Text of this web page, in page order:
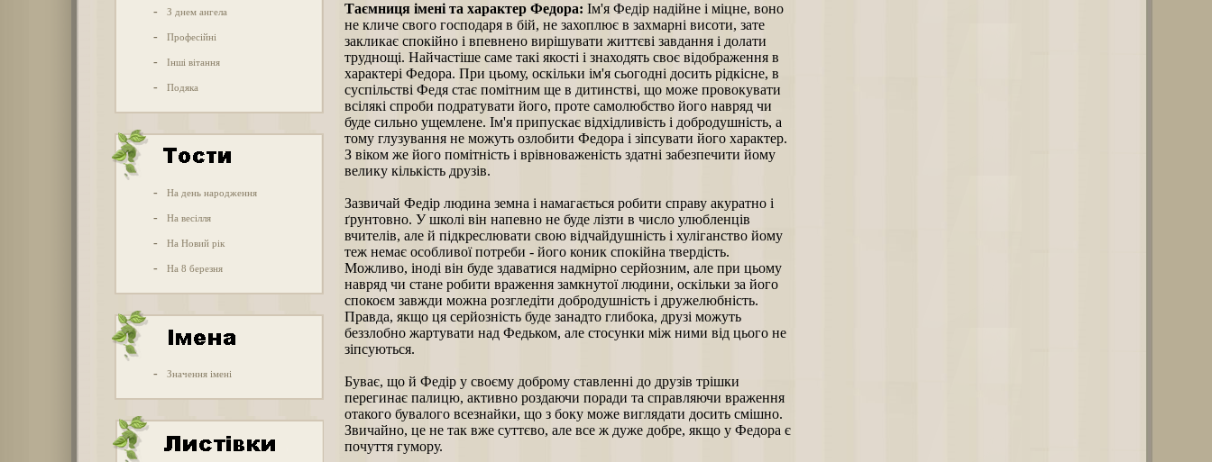
- З днем ангела
- Професійні
- Інші вітання
- Подяка
- На день народження
- На весілля
- На Новий рік
- На 8 березня
- Значення імені
Таємниця імені та характер Федора: Ім'я Федір надійне і міцне, воно
не кличе свого господаря в бій, не захоплює в захмарні висоти, зате
закликає спокійно і впевнено вирішувати життєві завдання і долати
труднощі. Найчастіше саме такі якості і знаходять своє відображення в
характері Федора. При цьому, оскільки ім'я сьогодні досить рідкісне, в
суспільстві Федя стає помітним ще в дитинстві, що може провокувати
всілякі спроби подратувати його, проте самолюбство його навряд чи
буде сильно ущемлене. Ім'я припускає відхідливість і добродушність, а
тому глузування не можуть озлобити Федора і зіпсувати його характер.
З віком же його помітність і врівноваженість здатні забезпечити йому
велику кількість друзів.
Зазвичай Федір людина земна і намагається робити справу акуратно і
ґрунтовно. У школі він напевно не буде лізти в число улюбленців
вчителів, але й підкреслювати свою відчайдушність і хуліганство йому
теж немає особливої потреби - його коник спокійна твердість.
Можливо, іноді він буде здаватися надмірно серйозним, але при цьому
навряд чи стане робити враження замкнутої людини, оскільки за його
спокоєм завжди можна розгледіти добродушність і дружелюбність.
Правда, якщо ця серйозність буде занадто глибока, друзі можуть
беззлобно жартувати над Федьком, але стосунки між ними від цього не
зіпсуються.
Буває, що й Федір у своєму доброму ставленні до друзів трішки
перегинає палицю, активно роздаючи поради та справляючи враження
отакого бувалого всезнайки, що з боку може виглядати досить смішно.
Звичайно, це не так вже суттєво, але все ж дуже добре, якщо у Федора є
почуття гумору.